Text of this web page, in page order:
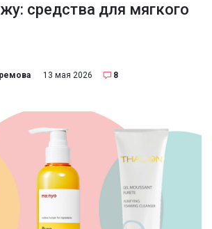
средства для мягкого
13 мая 2026 8